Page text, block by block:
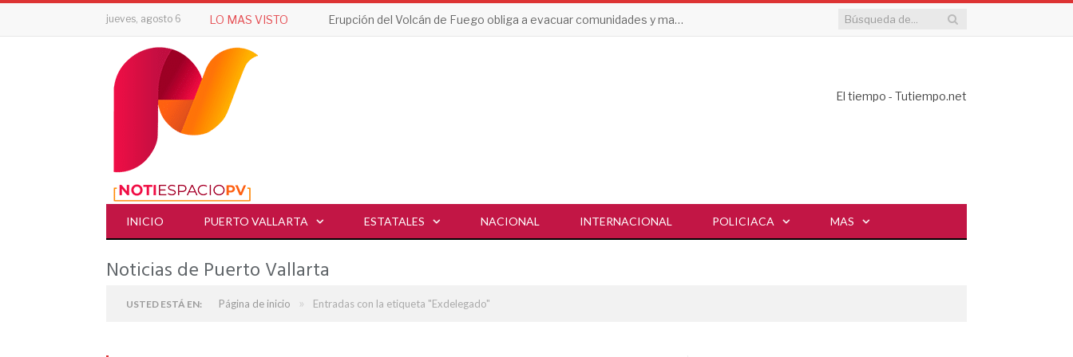
jueves, agosto 6 LO MAS VISTO Erupción del Volcán de Fuego obliga a evacuar comunidades y mantiene en alerta a Guatemala
El tiempo - Tutiempo.net
INICIO PUERTO VALLARTA ESTATALES NACIONAL INTERNACIONAL POLICIACA MAS
Noticias de Puerto Vallarta
USTED ESTÁ EN: Página de inicio » Entradas con la etiqueta "Exdelegado"